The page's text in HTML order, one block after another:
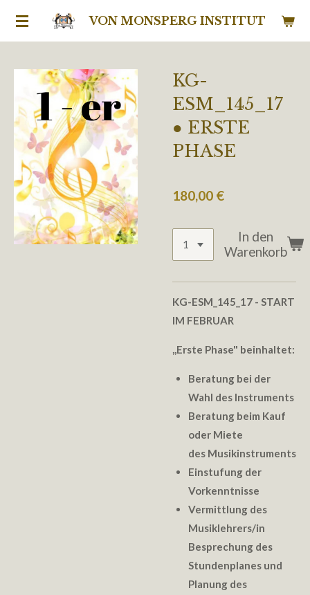
Zum
VON MONSPERG INSTITUT
KG-
ESM_145_17
● ERSTE
PHASE
180,00 €
In den
Warenkorb
KG-ESM_145_17 - START
IM FEBRUAR
,,Erste Phase" beinhaltet:
Beratung bei der
Wahl des Instruments
Beratung beim Kauf
oder Miete
des Musikinstruments
Einstufung der
Vorkenntnisse
Vermittlung des
Musiklehrers/in
Besprechung des
Stundenplanes und
Planung des